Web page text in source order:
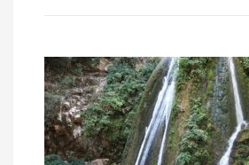
ΕΞΕΡΕΥΝΩΝΤΑΣ
ΒΟΥΚΟΥΡΕΣΤΙ ΣΕ 3